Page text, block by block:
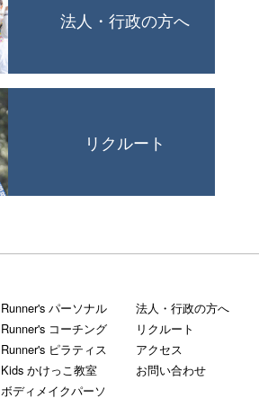
法人・行政の方へ
リクルート
Runner's パーソナル
Runner's コーチング
Runner's ピラティス
Kids かけっこ教室
ボディメイクパーソ
法人・行政の方へ
リクルート
アクセス
お問い合わせ